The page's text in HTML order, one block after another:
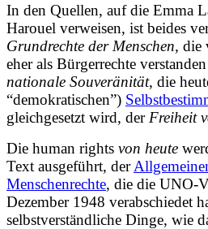
In den Quellen, auf die Emma
Harouel verweisen, ist beides
Grundrechte der Menschen, die
eher als Bürgerrechte
nationale Souveränität, die
“demokratischen”)
gleichgesetzt wird, der Freiheit
Die human rights von heute
Text ausgeführt, der
Menschenrechte, die die UNO-
Dezember 1948 verabschiedet
selbstverständliche Dinge, wie